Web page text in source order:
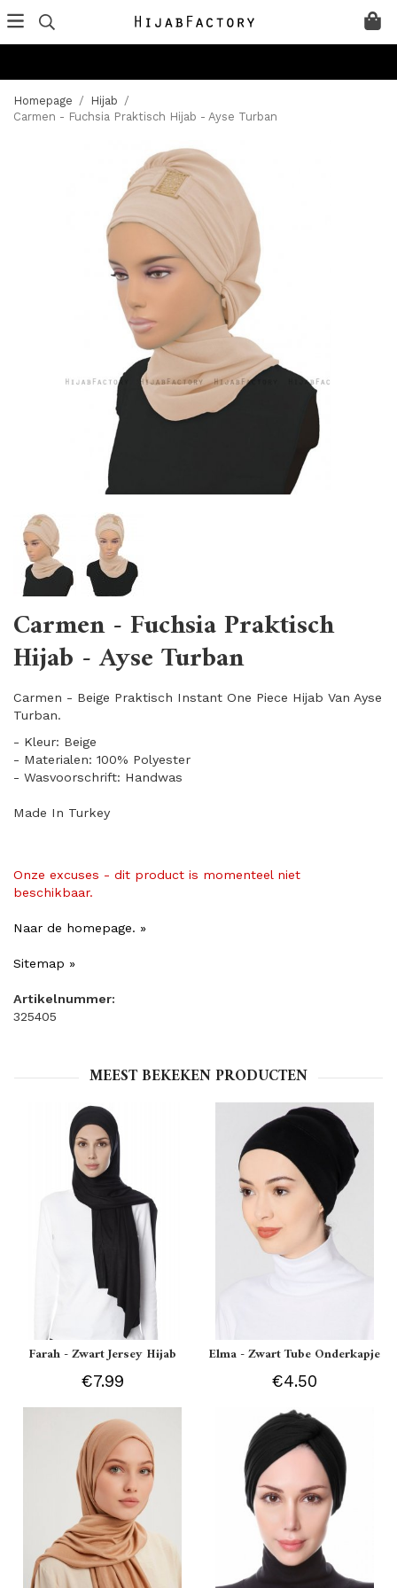
Homepage / Hijab /
Carmen - Fuchsia Praktisch Hijab - Ayse Turban
Carmen - Fuchsia Praktisch
Hijab - Ayse Turban
Carmen - Beige Praktisch Instant One Piece Hijab Van Ayse
Turban.
- Kleur: Beige
- Materialen: 100% Polyester
- Wasvoorschrift: Handwas
Made In Turkey
Onze excuses - dit product is momenteel niet
beschikbaar.
Naar de homepage. »
Sitemap »
Artikelnummer:
325405
MEEST BEKEKEN PRODUCTEN
Farah - Zwart Jersey Hijab
€7.99
Elma - Zwart Tube Onderkapje
€4.50